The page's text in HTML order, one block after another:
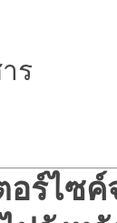
ร
อร์ไซค์